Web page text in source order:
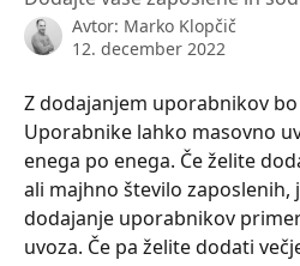
Avtor: Marko Klopčič
12. december 2022
Z dodajanjem uporabnikov bo
Uporabnike lahko masovno
enega po enega. Če želite
ali majhno število zaposlenih,
dodajanje uporabnikov
uvoza. Če pa želite dodati